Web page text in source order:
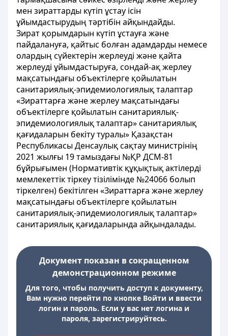
мен зираттарды күтіп ұстау ісін
ұйымдастырудың тәртібін айқындайды.
Зират қорымдарын күтіп ұстауға және
пайдалануға, қайтыс болған адамдарды немесе
олардың сүйектерін жерлеуді және қайта
жерлеуді ұйымдастыруға, сондай-ақ жерлеу
мақсатындағы объектілерге қойылатын
санитариялық-эпидемиологиялық талаптар
«Зираттарға және жерлеу мақсатындағы
объектілерге қойылатын санитариялық-
эпидемиологиялық талаптар» санитариялық
қағидаларын бекіту туралы» Қазақстан
Республикасы Денсаулық сақтау министрінің
2021 жылғы 19 тамыздағы №ҚР ДСМ-81
бұйрығымен (Нормативтік құқықтық актілерді
мемлекеттік тіркеу тізілімінде №24066 болып
тіркелген) бекітілген «Зираттарға және жерлеу
мақсатындағы объектілерге қойылатын
санитариялық-эпидемиологиялық талаптар»
санитариялық қағидаларында айқындалады.
Документ показан в сокращенном
демонстрационном режиме
Для того, чтобы получить доступ к документу,
Вам нужно перейти по кнопке Войти и ввести
логин и пароль. Если у вас нет логина и
пароля, зарегистрируйтесь.